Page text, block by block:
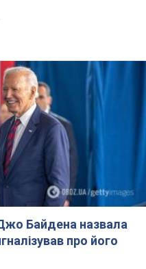
про його
уваги
ведучу
в
"і"